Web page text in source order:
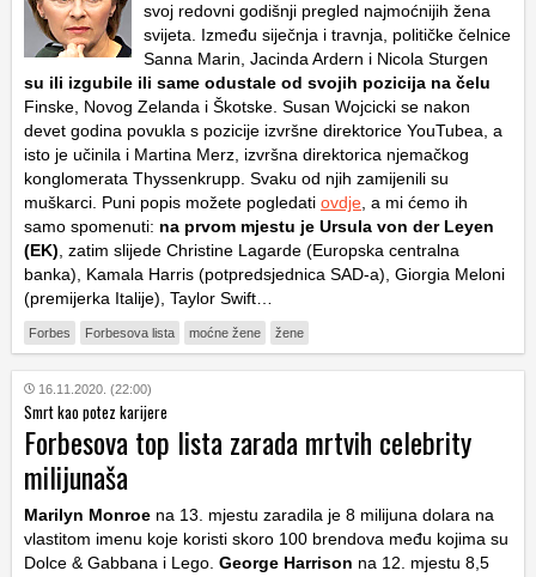
svoj redovni godišnji pregled najmoćnijih žena
svijeta. Između siječnja i travnja, političke čelnice
Sanna Marin, Jacinda Ardern i Nicola Sturgen
su ili izgubile ili same odustale od svojih pozicija na čelu
Finske, Novog Zelanda i Škotske. Susan Wojcicki se nakon
devet godina povukla s pozicije izvršne direktorice YouTubea, a
isto je učinila i Martina Merz, izvršna direktorica njemačkog
konglomerata Thyssenkrupp. Svaku od njih zamijenili su
muškarci. Puni popis možete pogledati ovdje , a mi ćemo ih
samo spomenuti: na prvom mjestu je Ursula von der Leyen
(EK) , zatim slijede Christine Lagarde (Europska centralna
banka), Kamala Harris (potpredsjednica SAD-a), Giorgia Meloni
(premijerka Italije), Taylor Swift…
Forbes Forbesova lista moćne žene žene
16.11.2020. (22:00)
Smrt kao potez karijere
Forbesova top lista zarada mrtvih celebrity
milijunaša
Marilyn Monroe na 13. mjestu zaradila je 8 milijuna dolara na
vlastitom imenu koje koristi skoro 100 brendova među kojima su
Dolce & Gabbana i Lego. George Harrison na 12. mjestu 8,5